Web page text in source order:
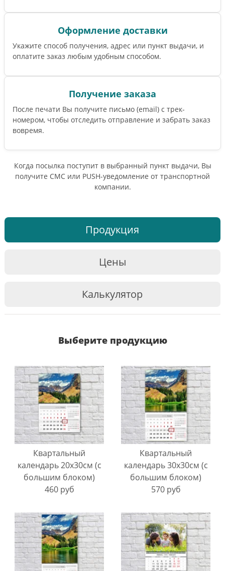
Оформление доставки
Укажите способ получения, адрес или пункт выдачи, и
оплатите заказ любым удобным способом.
Получение заказа
После печати Вы получите письмо (email) c трек-
номером, чтобы отследить отправление и забрать заказ
вовремя.
Когда посылка поступит в выбранный пункт выдачи, Вы
получите СМС или PUSH-уведомление от транспортной
компании.
Продукция
Цены
Калькулятор
Выберите продукцию
Квартальный
календарь 20х30см (с
большим блоком)
460 руб
Квартальный
календарь 30х30см (с
большим блоком)
570 руб